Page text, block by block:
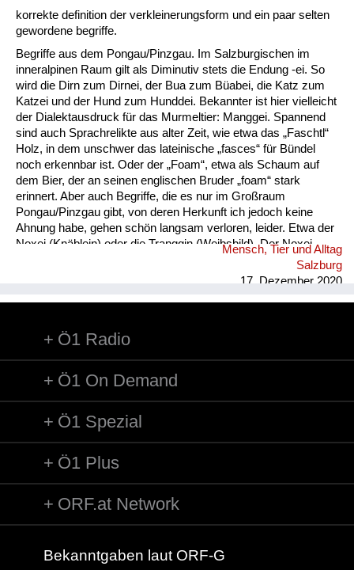
korrekte definition der verkleinerungsform und ein paar selten
gewordene begriffe.
Begriffe aus dem Pongau/Pinzgau. Im Salzburgischen im
inneralpinen Raum gilt als Diminutiv stets die Endung -ei. So
wird die Dirn zum Dirnei, der Bua zum Büabei, die Katz zum
Katzei und der Hund zum Hunddei. Bekannter ist hier vielleicht
der Dialektausdruck für das Murmeltier: Manggei. Spannend
sind auch Sprachrelikte aus alter Zeit, wie etwa das „Faschtl“
Holz, in dem unschwer das lateinische „fasces“ für Bündel
noch erkennbar ist. Oder der „Foam“, etwa als Schaum auf
dem Bier, der an seinen englischen Bruder „foam“ stark
erinnert. Aber auch Begriffe, die es nur im Großraum
Pongau/Pinzgau gibt, von deren Herkunft ich jedoch keine
Ahnung habe, gehen schön langsam verloren, leider. Etwa der
Noxei (Knäblein) oder die Tranggin (Weibsbild). Der Noxei
kann dabei „kasig“ sein, also herzig, die Tranggin durchaus
Mensch, Tier und Alltag
Salzburg
17. Dezember 2020
Ö1 Radio
Ö1 On Demand
Ö1 Spezial
Ö1 Plus
ORF.at Network
Bekanntgaben laut ORF-G